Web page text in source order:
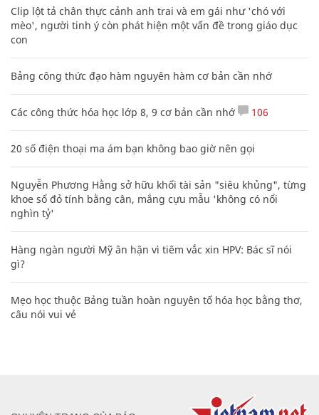
Clip lột tả chân thực cảnh anh trai và em gái như 'chó với
mèo', người tinh ý còn phát hiện một vấn đề trong giáo dục
con
Bảng công thức đạo hàm nguyên hàm cơ bản cần nhớ
Các công thức hóa học lớp 8, 9 cơ bản cần nhớ 106
20 số điện thoại ma ám bạn không bao giờ nên gọi
Nguyễn Phương Hằng sở hữu khối tài sản "siêu khủng", từng
khoe sổ đỏ tính bằng cân, mắng cựu mẫu 'không có nổi
nghìn tỷ'
Hàng ngàn người Mỹ ân hận vì tiêm vắc xin HPV: Bác sĩ nói
gì?
Mẹo học thuộc Bảng tuần hoàn nguyên tố hóa học bằng thơ,
câu nói vui vẻ